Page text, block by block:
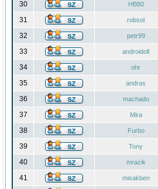
30 HB80
31 robsol
32 petr99
33 androidoll
34 ohr
35 andras
36 machado
37 Mira
38 Furbo
39 Tony
40 mrazik
41 misakben